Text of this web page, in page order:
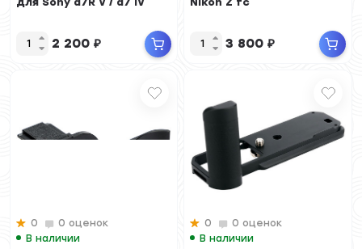
2 200 ₽ 3 800 ₽
0
0 оценок
В наличии
0
0 оценок
В наличии